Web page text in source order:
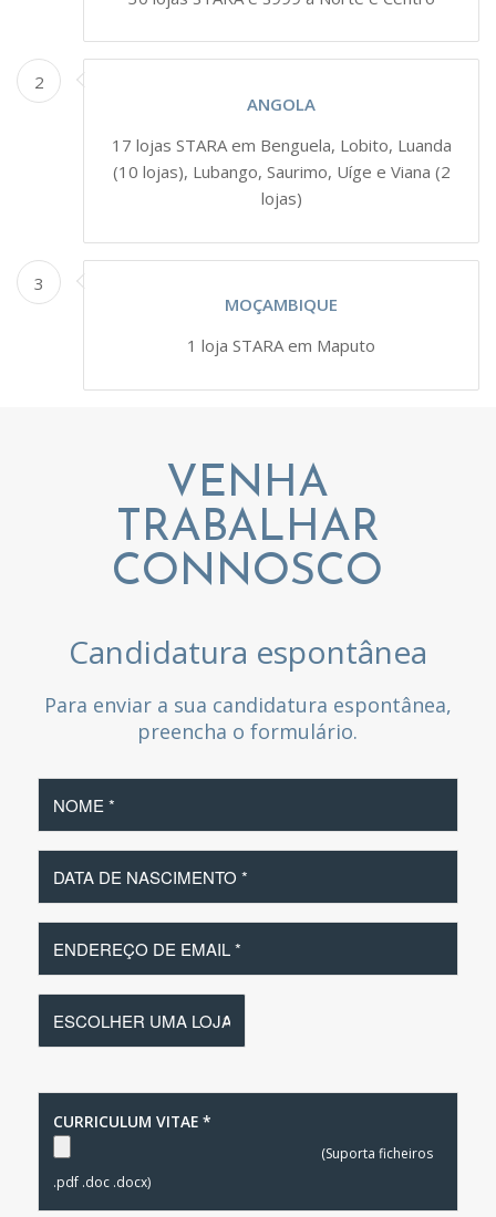
2
ANGOLA
17 lojas STARA em Benguela, Lobito, Luanda
(10 lojas), Lubango, Saurimo, Uíge e Viana (2
lojas)
3
MOÇAMBIQUE
1 loja STARA em Maputo
VENHA
TRABALHAR
CONNOSCO
Candidatura espontânea
Para enviar a sua candidatura espontânea,
preencha o formulário.
CURRICULUM VITAE *
(Suporta ficheiros
.pdf .doc .docx)